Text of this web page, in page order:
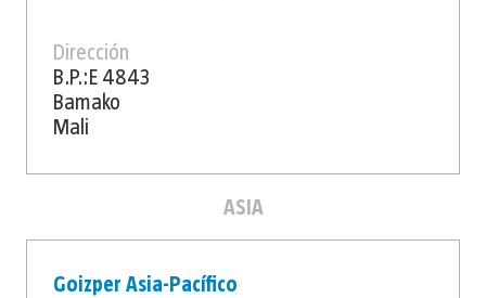
Dirección
B.P.:E 4843
Bamako
Mali
ASIA
Goizper Asia-Pacífico